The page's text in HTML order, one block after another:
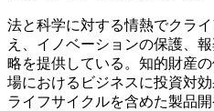
法と科学に対する情熱でクラ
え、イノベーションの保護、
略を提供している。知的財産
場におけるビジネスに投資対
ライフサイクルを含めた製品